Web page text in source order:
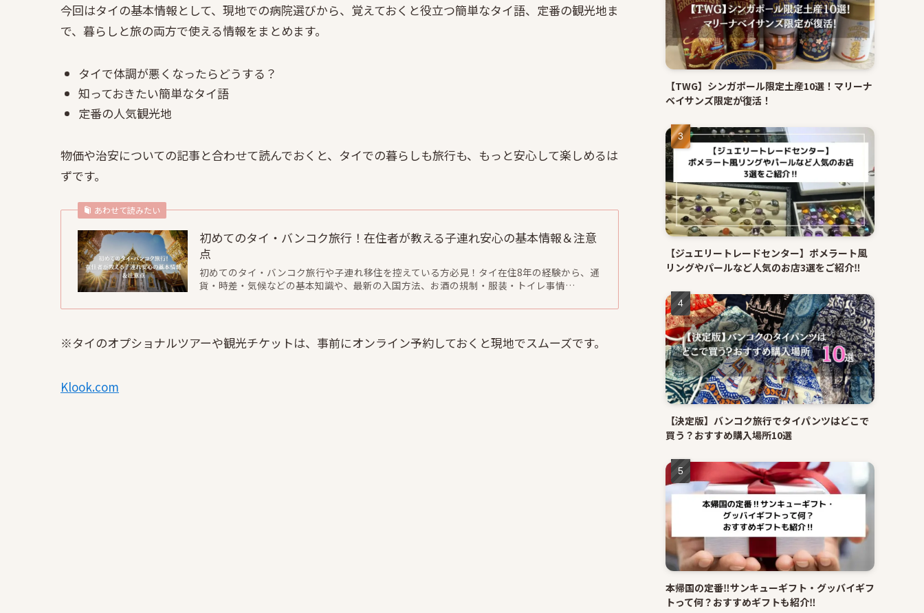
今回はタイの基本情報として、現地での病院選びから、覚えておくと役立つ簡単なタイ語、定番の観光地ま
で、暮らしと旅の両方で使える情報をまとめます。
タイで体調が悪くなったらどうする？
知っておきたい簡単なタイ語
定番の人気観光地
物価や治安についての記事と合わせて読んでおくと、タイでの暮らしも旅行も、もっと安心して楽しめるは
ずです。
あわせて読みたい
初めてのタイ・バンコク旅行！在住者が教える子連れ安心の基本情報＆注意
点
初めてのタイ・バンコク旅行や子連れ移住を控えている方必見！タイ在住8年の経験から、通
貨・時差・気候などの基本知識や、最新の入国方法、お酒の規制・服装・トイレ事情…
※タイのオプショナルツアーや観光チケットは、事前にオンライン予約しておくと現地でスムーズです。
Klook.com
【TWG】シンガポール限定土産10選！マリーナ
ベイサンズ限定が復活！
【ジュエリートレードセンター】ポメラート風
リングやパールなど人気のお店3選をご紹介‼
【決定版】バンコク旅行でタイパンツはどこで
買う？おすすめ購入場所10選
本帰国の定番‼サンキューギフト・グッバイギフ
トって何？おすすめギフトも紹介‼